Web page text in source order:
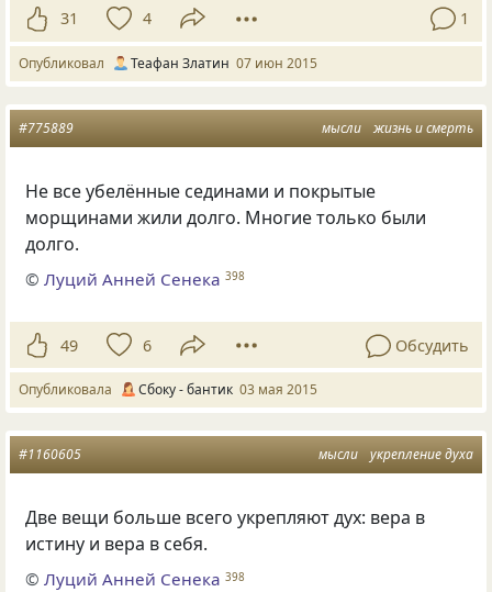
31 4 1
Опубликовал Теафан Златин 07 июн 2015
мысли жизнь и смерть
#775889
Не все убелённые сединами и покрытые
морщинами жили долго. Многие только были
долго.
©Луций Анней Сенека 398
49 6 Обсудить
Опубликовала Сбоку - бантик 03 мая 2015
мысли укрепление духа
#1160605
Две вещи больше всего укрепляют дух: вера в
истину и вера в себя.
©Луций Анней Сенека 398